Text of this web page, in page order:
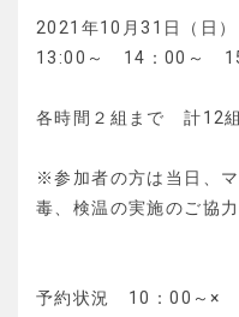
2021年10月31日（
13:00～ 14：00～
各時間２組まで 計12組
※参加者の方は当日、
毒、検温の実施のご協
予約状況 10：00～